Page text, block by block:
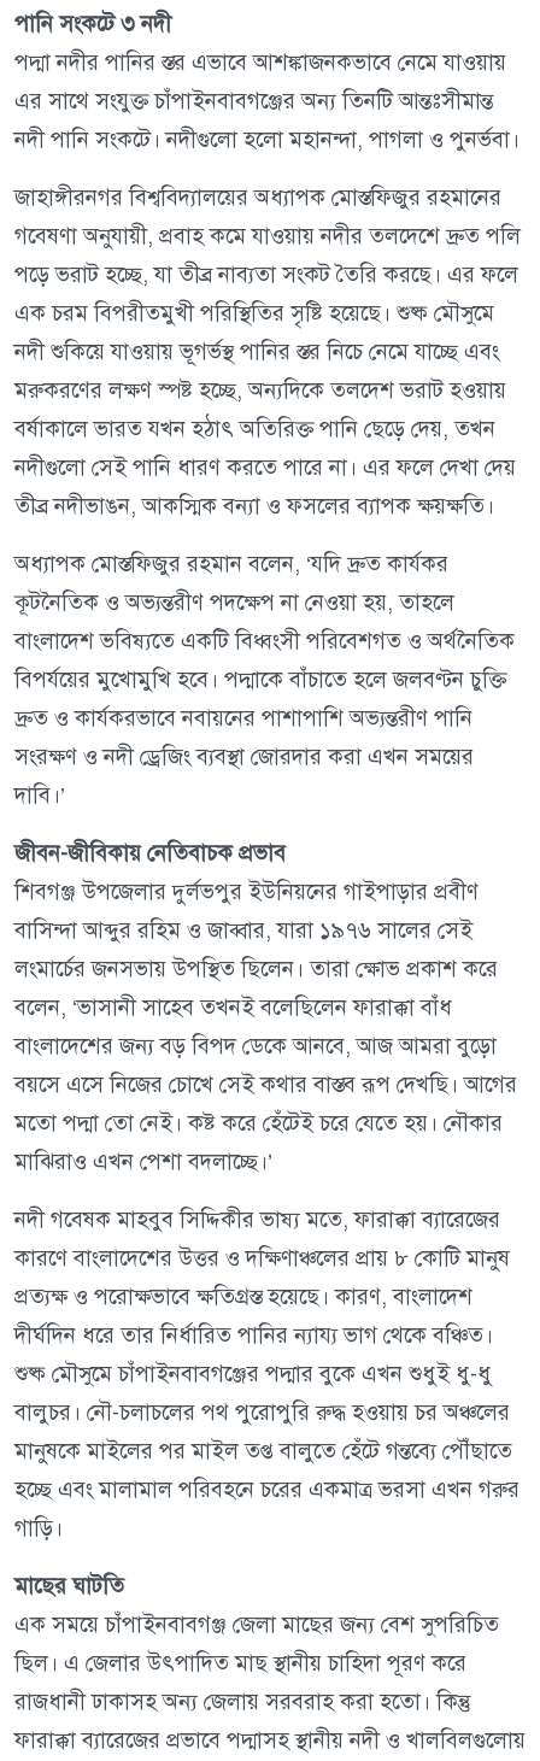
পানি সংকটে ৩ নদী
পদ্মা নদীর পানির স্তর এভাবে আশঙ্কাজনকভাবে নেমে যাওয়ায়
এর সাথে সংযুক্ত চাঁপাইনবাবগঞ্জের অন্য তিনটি আন্তঃসীমান্ত
নদী পানি সংকটে। নদীগুলো হলো মহানন্দা, পাগলা ও পুনর্ভবা।
জাহাঙ্গীরনগর বিশ্ববিদ্যালয়ের অধ্যাপক মোস্তফিজুর রহমানের
গবেষণা অনুযায়ী, প্রবাহ কমে যাওয়ায় নদীর তলদেশে দ্রুত পলি
পড়ে ভরাট হচ্ছে, যা তীব্র নাব্যতা সংকট তৈরি করছে। এর ফলে
এক চরম বিপরীতমুখী পরিস্থিতির সৃষ্টি হয়েছে। শুষ্ক মৌসুমে
নদী শুকিয়ে যাওয়ায় ভূগর্ভস্থ পানির স্তর নিচে নেমে যাচ্ছে এবং
মরুকরণের লক্ষণ স্পষ্ট হচ্ছে, অন্যদিকে তলদেশ ভরাট হওয়ায়
বর্ষাকালে ভারত যখন হঠাৎ অতিরিক্ত পানি ছেড়ে দেয়, তখন
নদীগুলো সেই পানি ধারণ করতে পারে না। এর ফলে দেখা দেয়
তীব্র নদীভাঙন, আকস্মিক বন্যা ও ফসলের ব্যাপক ক্ষয়ক্ষতি।
অধ্যাপক মোস্তফিজুর রহমান বলেন, ‘যদি দ্রুত কার্যকর
কূটনৈতিক ও অভ্যন্তরীণ পদক্ষেপ না নেওয়া হয়, তাহলে
বাংলাদেশ ভবিষ্যতে একটি বিধ্বংসী পরিবেশগত ও অর্থনৈতিক
বিপর্যয়ের মুখোমুখি হবে। পদ্মাকে বাঁচাতে হলে জলবণ্টন চুক্তি
দ্রুত ও কার্যকরভাবে নবায়নের পাশাপাশি অভ্যন্তরীণ পানি
সংরক্ষণ ও নদী ড্রেজিং ব্যবস্থা জোরদার করা এখন সময়ের
দাবি।’
জীবন-জীবিকায় নেতিবাচক প্রভাব
শিবগঞ্জ উপজেলার দুর্লভপুর ইউনিয়নের গাইপাড়ার প্রবীণ
বাসিন্দা আব্দুর রহিম ও জাব্বার, যারা ১৯৭৬ সালের সেই
লংমার্চের জনসভায় উপস্থিত ছিলেন। তারা ক্ষোভ প্রকাশ করে
বলেন, ‘ভাসানী সাহেব তখনই বলেছিলেন ফারাক্কা বাঁধ
বাংলাদেশের জন্য বড় বিপদ ডেকে আনবে, আজ আমরা বুড়ো
বয়সে এসে নিজের চোখে সেই কথার বাস্তব রূপ দেখছি। আগের
মতো পদ্মা তো নেই। কষ্ট করে হেঁটেই চরে যেতে হয়। নৌকার
মাঝিরাও এখন পেশা বদলাচ্ছে।’
নদী গবেষক মাহবুব সিদ্দিকীর ভাষ্য মতে, ফারাক্কা ব্যারেজের
কারণে বাংলাদেশের উত্তর ও দক্ষিণাঞ্চলের প্রায় ৮ কোটি মানুষ
প্রত্যক্ষ ও পরোক্ষভাবে ক্ষতিগ্রস্ত হয়েছে। কারণ, বাংলাদেশ
দীর্ঘদিন ধরে তার নির্ধারিত পানির ন্যায্য ভাগ থেকে বঞ্চিত।
শুষ্ক মৌসুমে চাঁপাইনবাবগঞ্জের পদ্মার বুকে এখন শুধুই ধু-ধু
বালুচর। নৌ-চলাচলের পথ পুরোপুরি রুদ্ধ হওয়ায় চর অঞ্চলের
মানুষকে মাইলের পর মাইল তপ্ত বালুতে হেঁটে গন্তব্যে পৌঁছাতে
হচ্ছে এবং মালামাল পরিবহনে চরের একমাত্র ভরসা এখন গরুর
গাড়ি।
মাছের ঘাটতি
এক সময়ে চাঁপাইনবাবগঞ্জ জেলা মাছের জন্য বেশ সুপরিচিত
ছিল। এ জেলার উৎপাদিত মাছ স্থানীয় চাহিদা পূরণ করে
রাজধানী ঢাকাসহ অন্য জেলায় সরবরাহ করা হতো। কিন্তু
ফারাক্কা ব্যারেজের প্রভাবে পদ্মাসহ স্থানীয় নদী ও খালবিলগুলোয়